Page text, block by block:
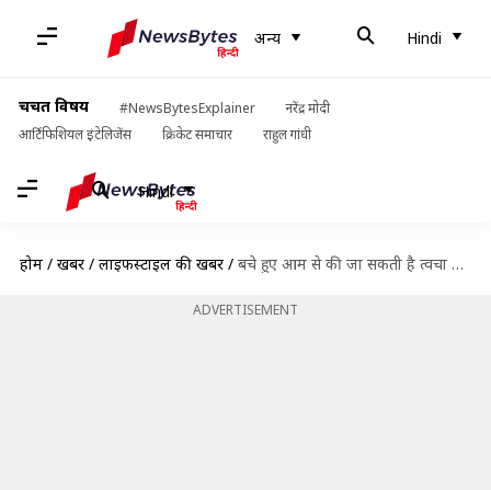
अन्य Hindi
चर्चित विषय #NewsBytesExplainer
नरेंद्र मोदी
आर्टिफिशियल इंटेलिजेंस
क्रिकेट समाचार राहुल गांधी
Hindi
होम / खबरें / लाइफस्टाइल की खबरें / बचे हुए आम से की जा सकती है त्वचा की देखभाल, ऐसे करें इस्तेमाल
ADVERTISEMENT